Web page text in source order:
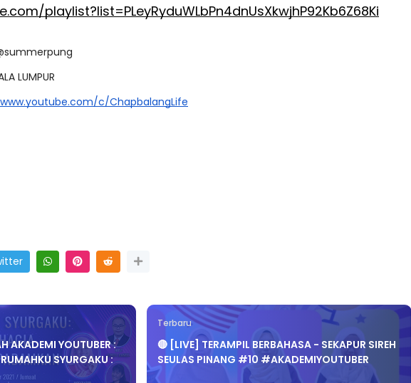
playlist?list=PLeyRyduWLbPn4dnUsXkwjhP92Kb6Z68Ki
LUMPUR
c/ChapbalangLife
AKADEMI YOUTUBER :
SYURGAKU :
Terbaru
🔴 [LIVE] TERAMPIL BERBAHASA - SEKAPUR SIREH
SEULAS PINANG #10 #AKADEMIYOUTUBER